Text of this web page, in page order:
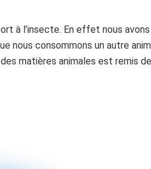
à l’insecte. En effet nous
consommons un autre
matières animales est remis